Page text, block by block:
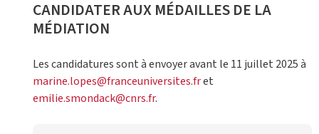
CANDIDATER AUX MÉDAILLES DE LA
MÉDIATION
Les candidatures sont à envoyer avant le 11 juillet 2025 à
marine.lopes@franceuniversites.fret
emilie.smondack@cnrs.fr.